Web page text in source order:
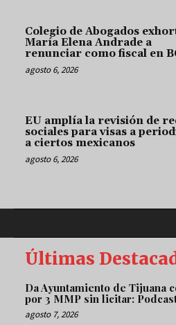
Colegio de Abogados
María Elena Andrade a
renunciar como fiscal en
agosto 6, 2026
EU amplía la revisión de
sociales para visas a
a ciertos mexicanos
agosto 6, 2026
Últimas
Da Ayuntamiento de Tijuana
por 3 MMP sin licitar:
agosto 7, 2026